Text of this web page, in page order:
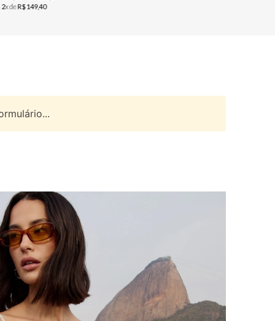
2x deR$ 149,40